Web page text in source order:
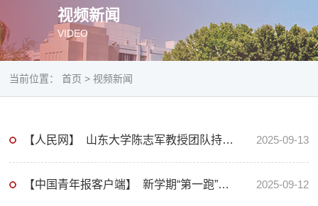
视频新闻
VIDEO
当前位置：首页 > 视频新闻
【人民网】 山东大学陈志军教授团队持续组织“读书会”20年 2025-09-13
【中国青年报客户端】 新学期“第一跑”，山东大学校长欢乐领跑 2025-09-12